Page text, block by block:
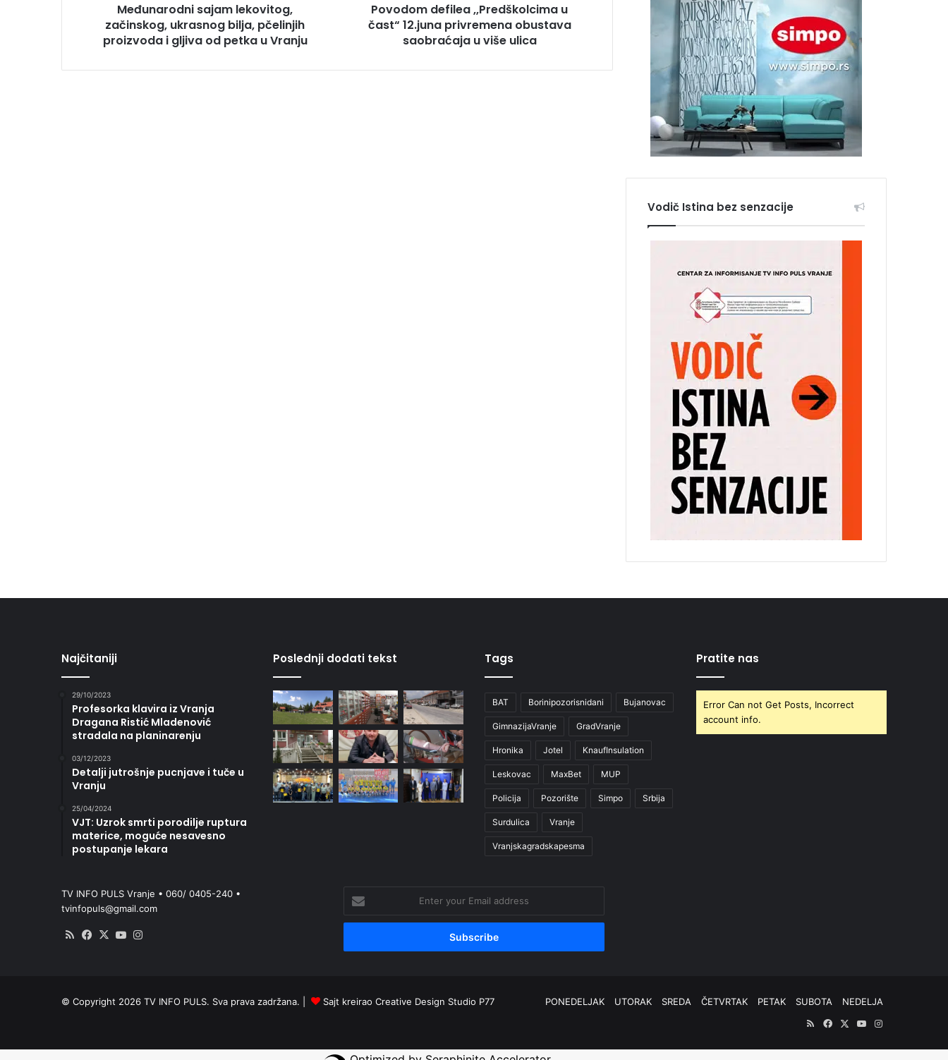
Međunarodni sajam lekovitog,
začinskog, ukrasnog bilja, pčelinjih
proizvoda i gljiva od petka u Vranju
Povodom defilea ,,Predškolcima u
čast“ 12.juna privremena obustava
saobraćaja u više ulica
Vodič Istina bez senzacije
Najčitaniji
29/10/2023
Profesorka klavira iz Vranja
Dragana Ristić Mladenović
stradala na planinarenju
03/12/2023
Detalji jutrošnje pucnjave i tuče u
Vranju
25/04/2024
VJT: Uzrok smrti porodilje ruptura
materice, moguće nesavesno
postupanje lekara
Poslednji dodati tekst Tags
BAT Borinipozorisnidani Bujanovac
GimnazijaVranje GradVranje
Hronika Jotel KnaufInsulation
Leskovac MaxBet MUP
Policija Pozorište Simpo Srbija
Surdulica Vranje
Vranjskagradskapesma
Pratite nas
Error Can not Get Posts, Incorrect
account info.
TV INFO PULS Vranje • 060/ 0405-240 •
tvinfopuls@gmail.com
RSS Facebook
X YouTube
your
Email
© Copyright 2026 TV INFO PULS. Sva prava zadržana. | Sajt kreirao Creative Design Studio P77 PONEDELJAK UTORAK SREDA ČETVRTAK PETAK SUBOTA
NEDELJA
RSSFacebook
X YouTubeInstagram